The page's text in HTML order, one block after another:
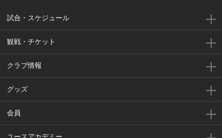
試合・スケジュール
観戦・チケット
クラブ情報
グッズ
会員